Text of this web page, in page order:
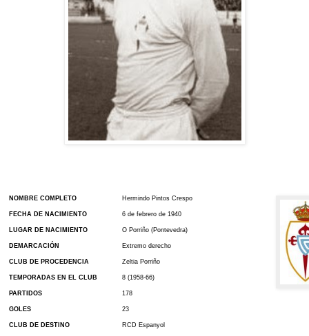
NOMBRE COMPLETO Hermindo Pintos Crespo
FECHA DE NACIMIENTO 6 de febrero de 1940
LUGAR DE NACIMIENTO O Porriño (Pontevedra)
DEMARCACIÓN Extremo derecho
CLUB DE PROCEDENCIA Zeltia Porriño
TEMPORADAS EN EL CLUB 8 (1958-66)
PARTIDOS 178
GOLES 23
CLUB DE DESTINO RCD Espanyol